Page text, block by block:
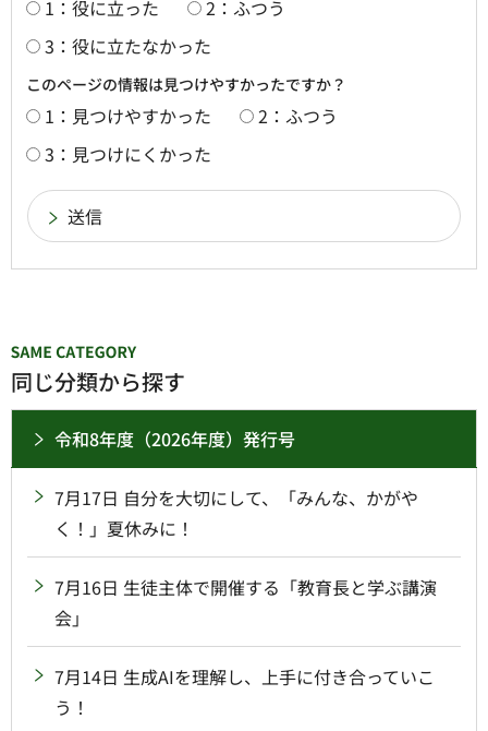
1：役に立った
2：ふつう
3：役に立たなかった
このページの情報は見つけやすかったですか？
1：見つけやすかった
2：ふつう
3：見つけにくかった
同じ分類から探す
令和8年度（2026年度）発行号
7月17日 自分を大切にして、「みんな、かがや
く！」夏休みに！
7月16日 生徒主体で開催する「教育長と学ぶ講演
会」
7月14日 生成AIを理解し、上手に付き合っていこ
う！